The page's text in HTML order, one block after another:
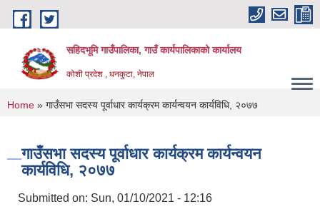
Skip to main content
सहिदभूमि गाउँपालिका, गाउँ कार्यपालिकाको कार्यालय
कोशी प्रदेश , धनकुटा, नेपाल
You are here
Home » गाउँसभा सदस्य पूर्वाधार कार्यक्रम कार्यन्वयन कार्यविधि, २०७७
गाउँसभा सदस्य पूर्वाधार कार्यक्रम कार्यन्वयन
कार्यविधि, २०७७
Submitted on: Sun, 01/10/2021 - 12:16